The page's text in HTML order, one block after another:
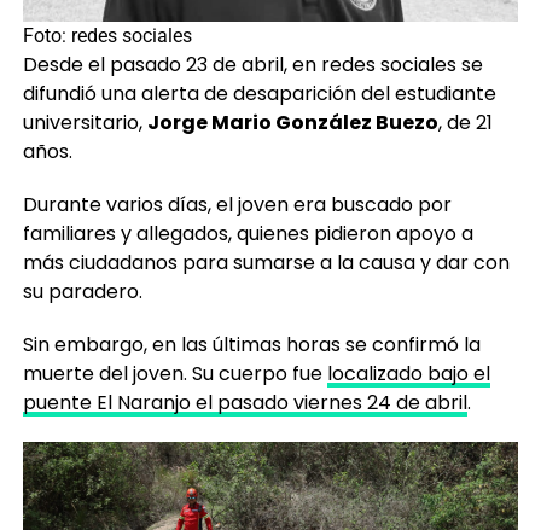
Foto: redes sociales
Desde el pasado 23 de abril, en redes sociales se
difundió una alerta de desaparición del estudiante
universitario, Jorge Mario González Buezo, de 21
años.
Durante varios días, el joven era buscado por
familiares y allegados, quienes pidieron apoyo a
más ciudadanos para sumarse a la causa y dar con
su paradero.
Sin embargo, en las últimas horas se confirmó la
muerte del joven. Su cuerpo fue localizado bajo el
puente El Naranjo el pasado viernes 24 de abril.